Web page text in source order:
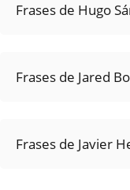
Frases de Hugo
Frases de Jared
Frases de Javier